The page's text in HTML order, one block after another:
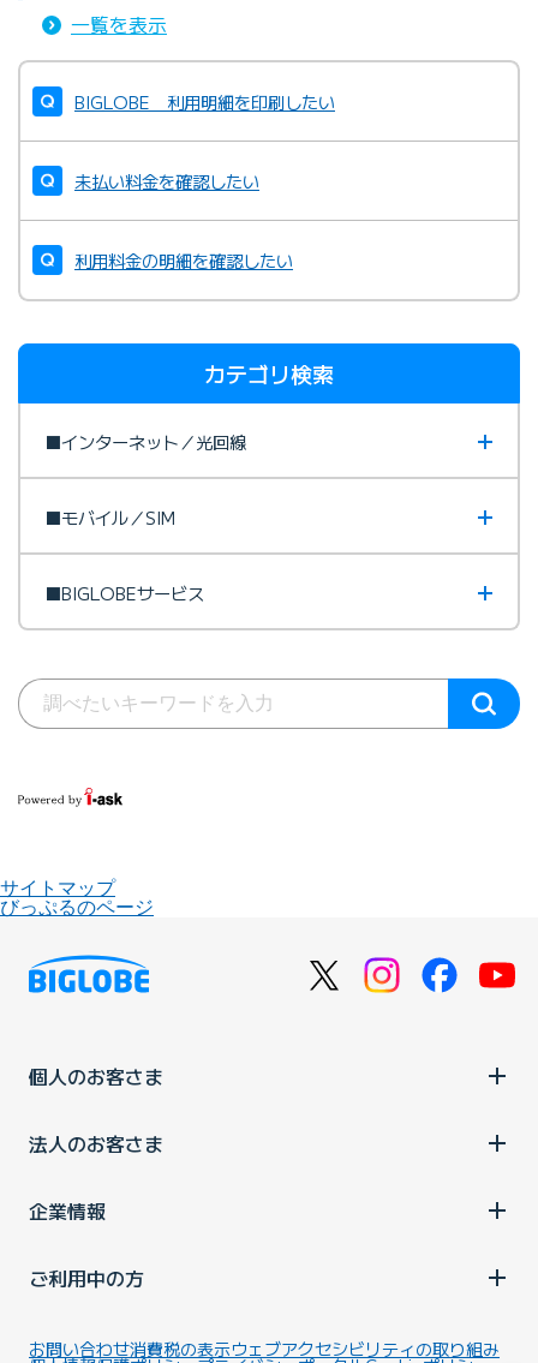
一覧を表示
BIGLOBE 利用明細を印刷したい
未払い料金を確認したい
利用料金の明細を確認したい
カテゴリ検索
■インターネット／光回線
■モバイル／SIM
■BIGLOBEサービス
サイトマップ
びっぷるのページ
個人のお客さま
法人のお客さま
企業情報
ご利用中の方
お問い合わせ消費税の表示ウェブアクセシビリティの取り組み